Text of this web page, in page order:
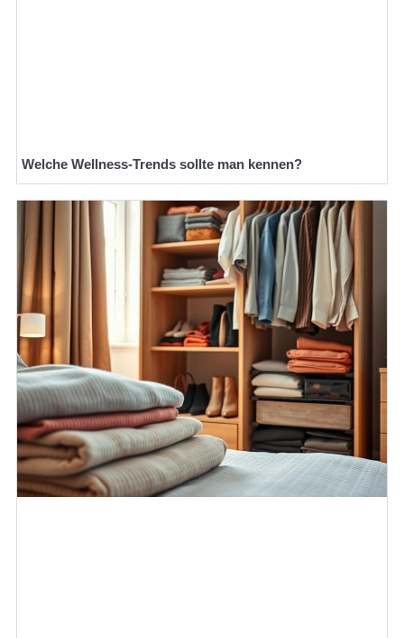
Welche Wellness-Trends sollte man kennen?